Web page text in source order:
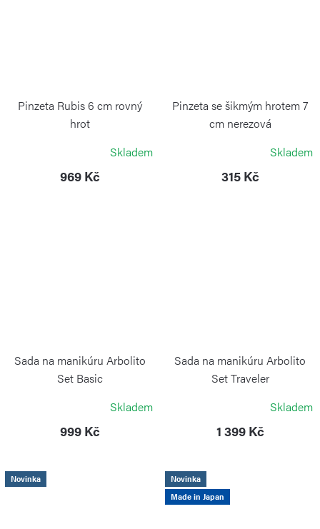
Pinzeta Rubis 6 cm rovný
hrot
Skladem
969 Kč
Pinzeta se šikmým hrotem 7
cm nerezová
Skladem
315 Kč
Sada na manikúru Arbolito
Set Basic
Skladem
999 Kč
Sada na manikúru Arbolito
Set Traveler
Skladem
1 399 Kč
Novinka
Novinka
Made in Japan